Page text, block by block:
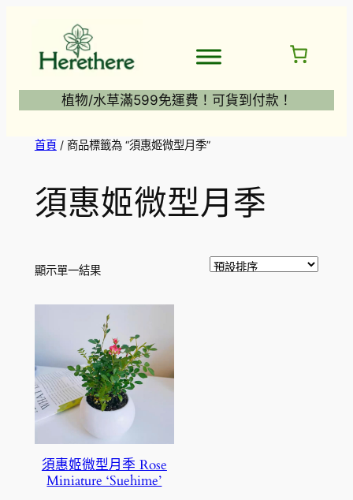
植物/水草滿599免運費！可貨到付款！
首頁/ 商品標籤為 “須惠姬微型月季”
須惠姬微型月季
顯示單一結果
須惠姬微型月季 Rose
Miniature ‘Suehime’